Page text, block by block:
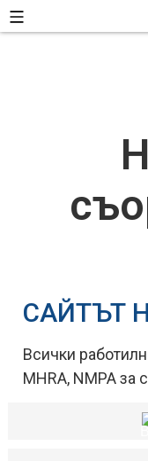
САЙТЪТ
Всички
MHRA, NMPA за